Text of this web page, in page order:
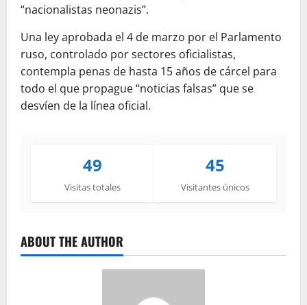
“nacionalistas neonazis”.
Una ley aprobada el 4 de marzo por el Parlamento
ruso, controlado por sectores oficialistas,
contempla penas de hasta 15 años de cárcel para
todo el que propague “noticias falsas” que se
desvíen de la línea oficial.
49
Visitas totales
45
Visitantes únicos
ABOUT THE AUTHOR